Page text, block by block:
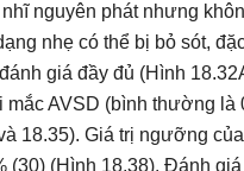
nguyên phát nhưng
nhẹ có thể bị bỏ sót,
giá đầy đủ (Hình
AVSD (bình thường là
18.35). Giá trị ngưỡng
(Hình 18.38). Đánh